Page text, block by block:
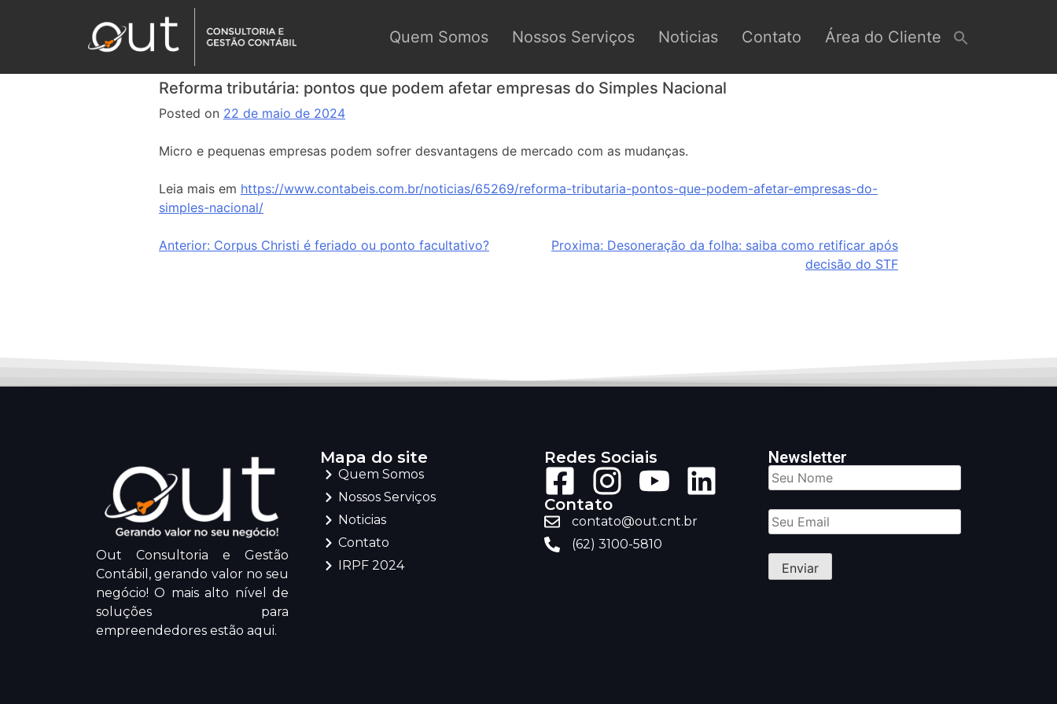
Quem Somos Nossos Serviços Noticias Contato Área do Cliente
Reforma tributária: pontos que podem afetar empresas do Simples Nacional
Posted on 22 de maio de 2024
Micro e pequenas empresas podem sofrer desvantagens de mercado com as mudanças.
Leia mais em https://www.contabeis.com.br/noticias/65269/reforma-tributaria-pontos-que-podem-afetar-empresas-do-
simples-nacional/
Anterior: Corpus Christi é feriado ou ponto facultativo? Proxima: Desoneração da folha: saiba como retificar após
decisão do STF
Out Consultoria e Gestão
Contábil, gerando valor no seu
negócio! O mais alto nível de
soluções para
empreendedores estão aqui.
Mapa do site
Quem Somos
Nossos Serviços
Noticias
Contato
IRPF 2024
Redes Sociais
Contato
contato@out.cnt.br
(62) 3100-5810
Newsletter